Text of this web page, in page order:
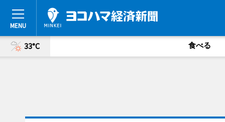
33°C 食べる